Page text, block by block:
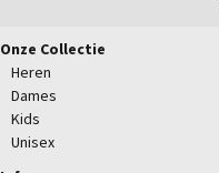
Onze Collectie
Heren
Dames
Kids
Unisex